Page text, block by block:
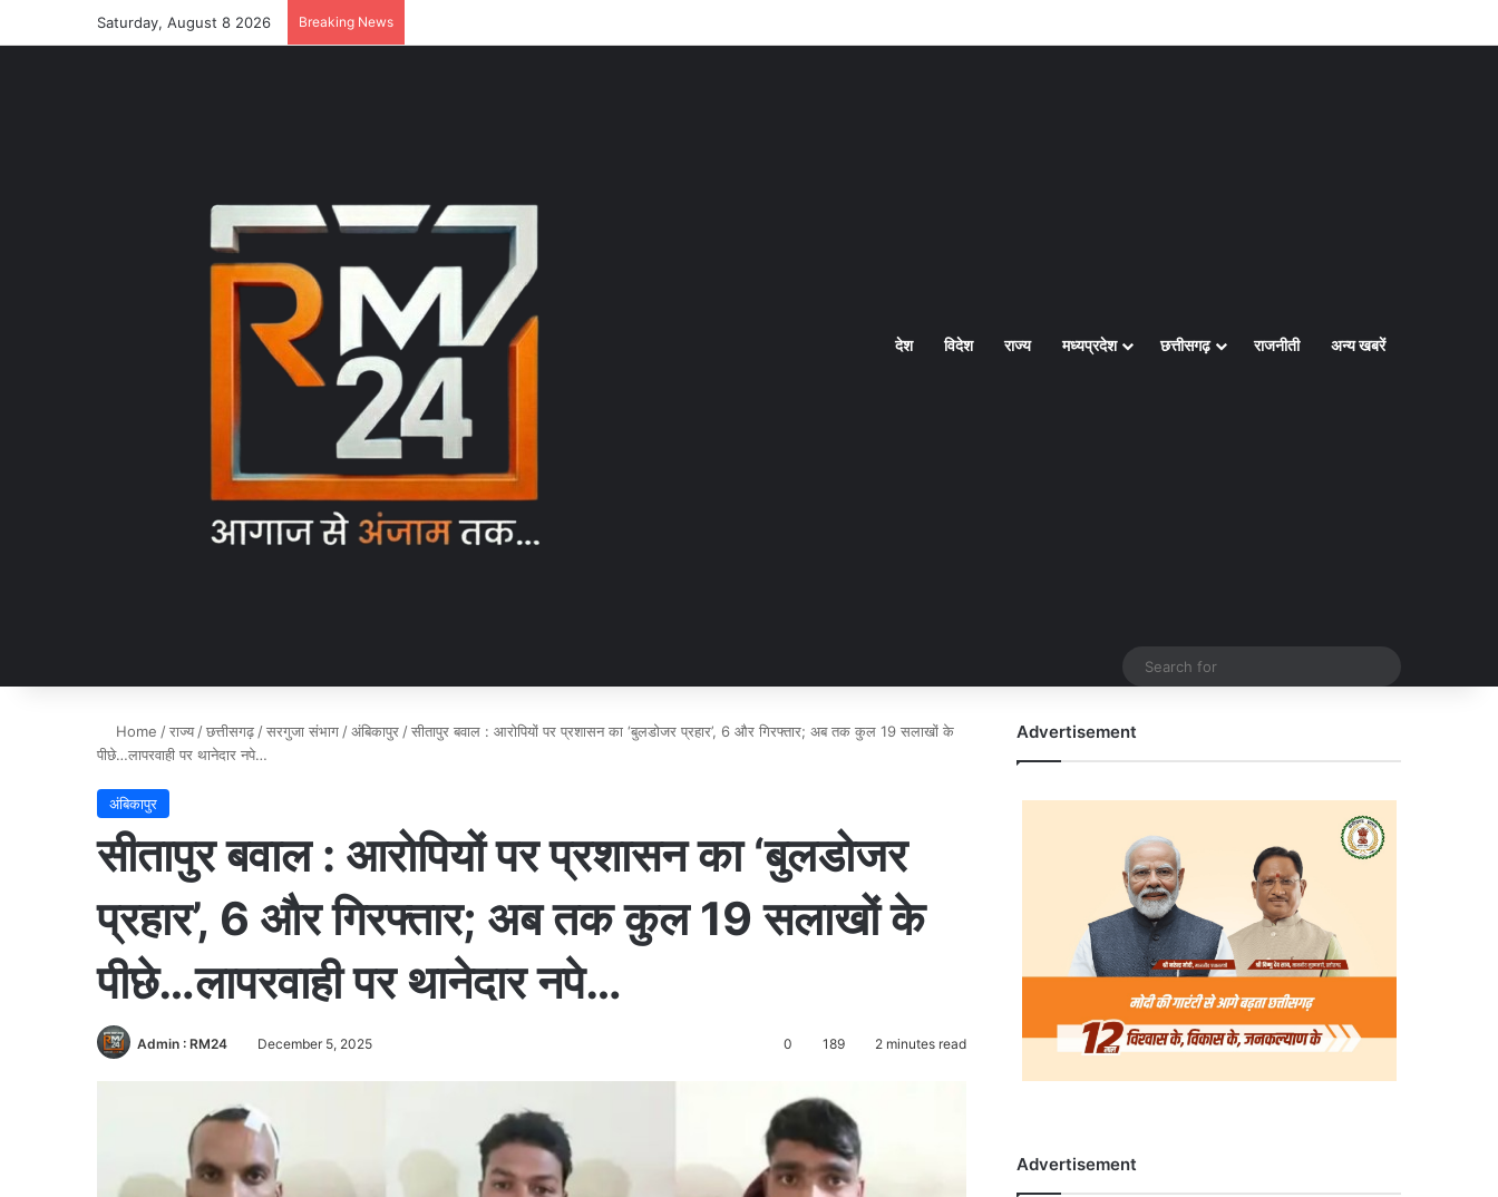
Saturday, August 8 2026 Breaking News
Homeदेश विदेश राज्य मध्यप्रदेश छत्तीसगढ़ राजनीती अन्य खबरें
Home /राज्य /छत्तीसगढ़ /सरगुजा संभाग /अंबिकापुर /सीतापुर बवाल : आरोपियों पर प्रशासन का ‘बुलडोजर प्रहार’, 6 और गिरफ्तार; अब तक कुल 19 सलाखों के
पीछे…लापरवाही पर थानेदार नपे…
अंबिकापुर
सीतापुर बवाल : आरोपियों पर प्रशासन का ‘बुलडोजर
प्रहार’, 6 और गिरफ्तार; अब तक कुल 19 सलाखों के
पीछे…लापरवाही पर थानेदार नपे…
Admin : RM24 December 5, 2025 0 189 2 minutes read
Advertisement
Advertisement